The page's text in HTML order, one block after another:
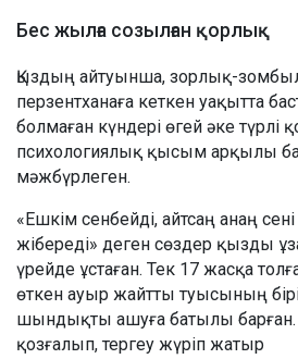
Бес жылға созылған қорлық
Қыздың айтуынша, зорлық-
перзентханаға кеткен уақытта
болмаған күндері өгей әке түрлі
психологиялық қысым арқылы
мәжбүрлеген.
«Ешкім сенбейді, айтсаң анаң
жібереді» деген сөздер қызды
үрейде ұстаған. Тек 17 жасқа
өткен ауыр жайтты туысының
шындықты ашуға батылы барған.
қозғалып, тергеу жүріп жатыр